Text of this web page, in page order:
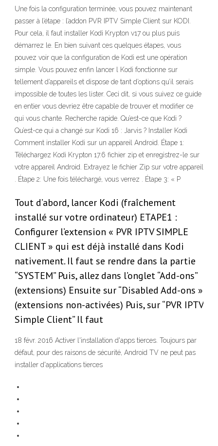
Une fois la configuration terminée, vous pouvez maintenant
passer à l’étape : l’addon PVR IPTV Simple Client sur KODI.
Pour cela, il faut installer Kodi Krypton v17 ou plus puis
démarrez le. En bien suivant ces quelques étapes, vous
pouvez voir que la configuration de Kodi est une opération
simple. Vous pouvez enfin lancer l Kodi fonctionne sur
tellement d’appareils et dispose de tant d’options qu’il serais
impossible de toutes les lister. Ceci dit, si vous suivez ce guide
en entier vous devriez être capable de trouver et modifier ce
qui vous chante. Recherche rapide. Qu’est-ce que Kodi ?
Qu’est-ce qui a changé sur Kodi 16 : Jarvis ? Installer Kodi
Comment installer Kodi sur un appareil Android. Étape 1:
Téléchargez Kodi Krypton 17.6 fichier zip et enregistrez-le sur
votre appareil Android. Extrayez le fichier Zip sur votre appareil
. Étape 2: Une fois téléchargé, vous verrez . Étape 3: « P
Tout d’abord, lancer Kodi (fraîchement
installé sur votre ordinateur) ETAPE1 :
Configurer l’extension « PVR IPTV SIMPLE
CLIENT » qui est déjà installé dans Kodi
nativement. Il faut se rendre dans la partie
“SYSTEM” Puis, allez dans l’onglet “Add-ons”
(extensions) Ensuite sur “Disabled Add-ons »
(extensions non-activées) Puis, sur “PVR IPTV
Simple Client” Il faut
18 févr. 2016 Activer l'installation d'apps tierces. Toujours par
défaut, pour des raisons de sécurité, Android TV ne peut pas
installer d'applications tierces